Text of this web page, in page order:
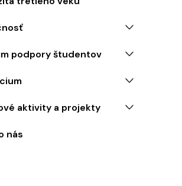
podpory študentov
aktivity a projekty
nás